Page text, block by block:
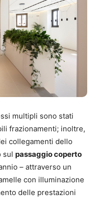
multipli sono stati
frazionamenti; inoltre,
collegamenti dello
sul passaggio coperto
– attraverso un
con illuminazione
delle prestazioni